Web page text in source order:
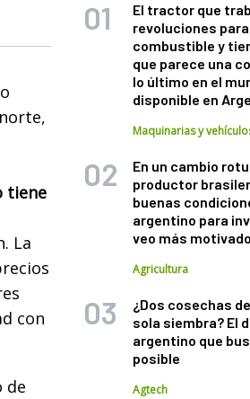
tiene
La
con
de
El tractor que
revoluciones
combustible y
que parece una
lo último en el
disponible en
Maquinarias y
En un cambio
productor
buenas
argentino para
veo más
Agricultura
¿Dos cosechas
sola siembra? El
argentino que
posible
Agtech